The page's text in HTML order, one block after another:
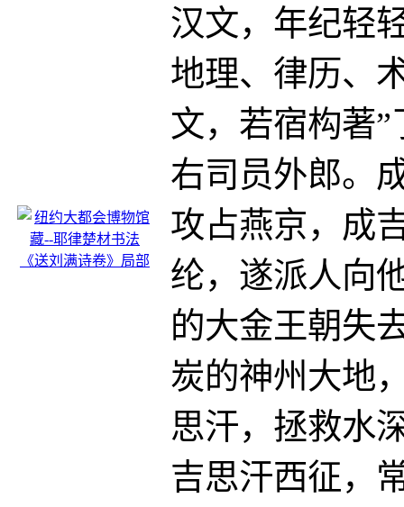
汉文，年纪轻
地理、律历、
文，若宿构著
右司员外郎。
攻占燕京，成
纶，遂派人向
的大金王朝失
炭的神州大地
思汗，拯救水
吉思汗西征，